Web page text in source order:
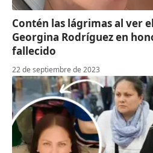
Contén las lágrimas al ver
Georgina Rodríguez en
fallecido
22 de septiembre de 2023